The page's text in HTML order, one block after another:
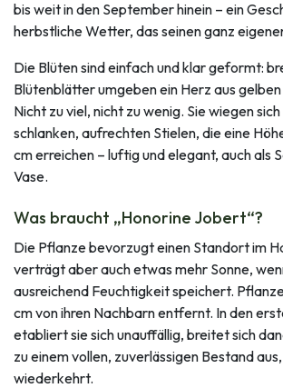
bis weit in den September hinein – ein
herbstliche Wetter, das seinen ganz
Die Blüten sind einfach und klar geformt:
Blütenblätter umgeben ein Herz aus
Nicht zu viel, nicht zu wenig. Sie wiegen
schlanken, aufrechten Stielen, die eine
cm erreichen – luftig und elegant, auch als
Vase.
Was braucht „Honorine Jobert“?
Die Pflanze bevorzugt einen Standort im
verträgt aber auch etwas mehr Sonne,
ausreichend Feuchtigkeit speichert.
cm von ihren Nachbarn entfernt. In den
etabliert sie sich unauffällig, breitet sich
zu einem vollen, zuverlässigen Bestand
wiederkehrt.